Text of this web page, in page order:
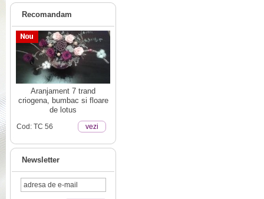
Recomandam
Aranjament 7 trand
criogena, bumbac si floare
de lotus
Cod: TC 56 vezi
Newsletter